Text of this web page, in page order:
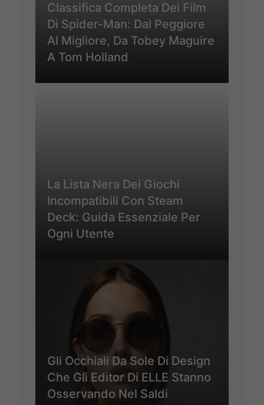
Classifica Completa Dei Film
Di Spider-Man: Dal Peggiore
Al Migliore, Da Tobey Maguire
A Tom Holland
La Lista Nera Dei Giochi
Incompatibili Con Steam
Deck: Guida Essenziale Per
Ogni Utente
Gli Occhiali Da Sole Di Design
Che Gli Editor Di ELLE Stanno
Osservando Nel Saldi